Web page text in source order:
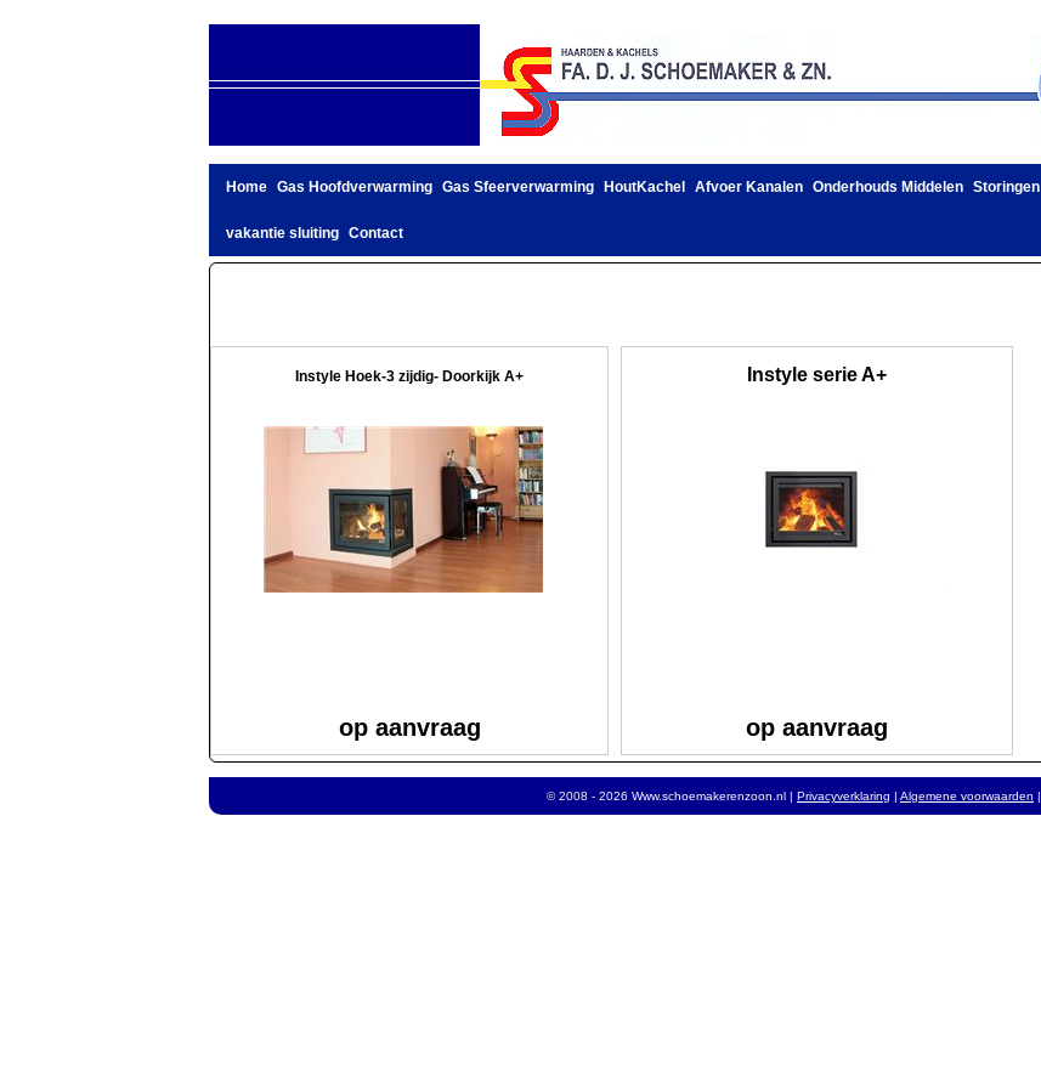
Home Gas Hoofdverwarming Gas Sfeerverwarming HoutKachel Afvoer Kanalen Onderhouds Middelen Storingen
vakantie sluiting Contact
Instyle Hoek-3 zijdig- Doorkijk A+
op aanvraag
Instyle serie A+
op aanvraag
© 2008 - 2026 Www.schoemakerenzoon.nl | Privacyverklaring | Algemene voorwaarden |